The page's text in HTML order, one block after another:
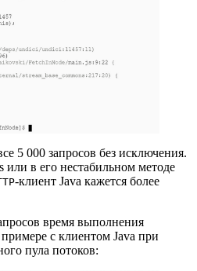
5 000 запросов без исключения.
в его нестабильном методе
-клиент Java кажется более
время выполнения
с клиентом Java при
пула потоков: